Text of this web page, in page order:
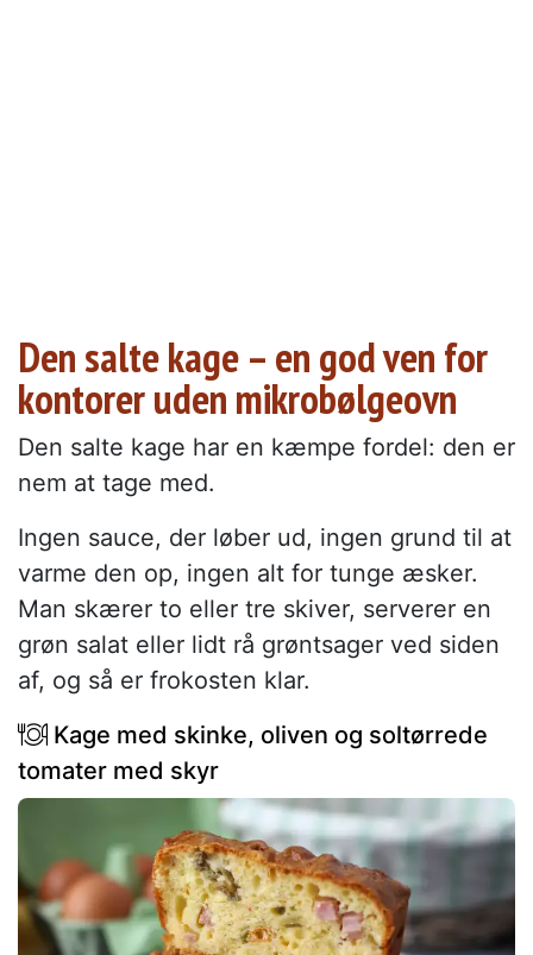
Den salte kage – en god ven for
kontorer uden mikrobølgeovn
Den salte kage har en kæmpe fordel: den er
nem at tage med.
Ingen sauce, der løber ud, ingen grund til at
varme den op, ingen alt for tunge æsker.
Man skærer to eller tre skiver, serverer en
grøn salat eller lidt rå grøntsager ved siden
af, og så er frokosten klar.
Kage med skinke, oliven og soltørrede
tomater med skyr